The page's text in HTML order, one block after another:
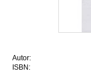
Autor:
ISBN: